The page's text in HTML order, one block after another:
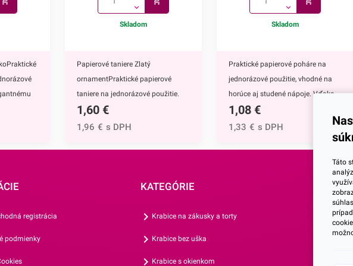
na
zdĺhavé
ľahké,
Skladom
Papierové taniere Zlatý
ornamentPraktické papierové
taniere na jednorázové použitie.
Vďaka ich elegantnému zlatému
zdobeniu krásne vyniknú na
napríklad:keďže ide o jednorazové
umývanie riadu po oslave,vďaka
obávať nepríjemných črepín a
poranení,sú mimoriadne ľahké,
1,60 €
1,96 € s DPH
Skladom
Praktické papierové poháre na
jednorázové použitie, vhodné na
horúce aj studené nápoje. Vďaka
ich elegantnému zlatému
zdobeniu krásne vyniknú na
napríklad:keďže ide o jednorazové
zdĺhavé umývanie riadu po
oslave,neviete ich rozbiť, takže sa
1,08 €
1,33 € s DPH
registrácia
podmienky
KATEGÓRIE
Krabice na zákusky a torty
Krabice bez uška
Krabice s okienkom
Táto